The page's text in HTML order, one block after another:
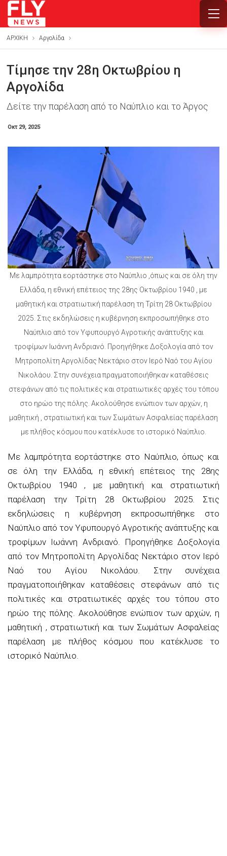
ΑΡΧΙΚΗ Αργολίδα
Τίμησε την 28η Οκτωβρίου η
Αργολίδα
Δείτε την παρέλαση από το Ναύπλιο και το Άργος
Οκτ 29, 2025
Με λαμπρότητα εορτάστηκε στο Ναύπλιο ,όπως και σε όλη την
Ελλάδα, η εθνική επέτειος της 28ης Οκτωβρίου 1940 , με
μαθητική και στρατιωτική παρέλαση τη Τρίτη 28 Οκτωβρίου
2025. Στις εκδηλώσεις η κυβέρνηση εκπροσωπήθηκε στο
Ναύπλιο από τον Υφυπουργό Αγροτικής ανάπτυξης και
τροφίμων Ιωάννη Ανδριανό. Προηγήθηκε Δοξολογία από τον
Μητροπολίτη Αργολίδας Νεκτάριο στον Ιερό Ναό του Αγίου
Νικολάου. Στην συνέχεια πραγματοποιήθηκαν καταθέσεις
στεφάνων από τις πολιτικές και στρατιωτικές αρχές του τόπου
στο ηρώο της πόλης. Ακολούθησε ενώπιον των αρχών, η
μαθητική , στρατιωτική και των Σωμάτων Ασφαλείας παρέλαση
με πλήθος κόσμου που κατέκλυσε το ιστορικό Ναύπλιο.
Με λαμπρότητα εορτάστηκε στο Ναύπλιο, όπως και
σε όλη την Ελλάδα, η εθνική επέτειος της 28ης
Οκτωβρίου 1940 , με μαθητική και στρατιωτική
παρέλαση την Τρίτη 28 Οκτωβρίου 2025. Στις
εκδηλώσεις η κυβέρνηση εκπροσωπήθηκε στο
Ναύπλιο από τον Υφυπουργό Αγροτικής ανάπτυξης και
τροφίμων Ιωάννη Ανδριανό. Προηγήθηκε Δοξολογία
από τον Μητροπολίτη Αργολίδας Νεκτάριο στον Ιερό
Ναό του Αγίου Νικολάου. Στην συνέχεια
πραγματοποιήθηκαν καταθέσεις στεφάνων από τις
πολιτικές και στρατιωτικές αρχές του τόπου στο
ηρώο της πόλης. Ακολούθησε ενώπιον των αρχών, η
μαθητική , στρατιωτική και των Σωμάτων Ασφαλείας
παρέλαση με πλήθος κόσμου που κατέκλυσε το
ιστορικό Ναύπλιο.